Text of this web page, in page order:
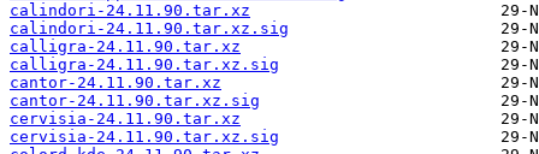
calindori-24.11.90.tar.xz
calindori-24.11.90.tar.xz.sig
calligra-24.11.90.tar.xz
calligra-24.11.90.tar.xz.sig
cantor-24.11.90.tar.xz
cantor-24.11.90.tar.xz.sig
cervisia-24.11.90.tar.xz
cervisia-24.11.90.tar.xz.sig